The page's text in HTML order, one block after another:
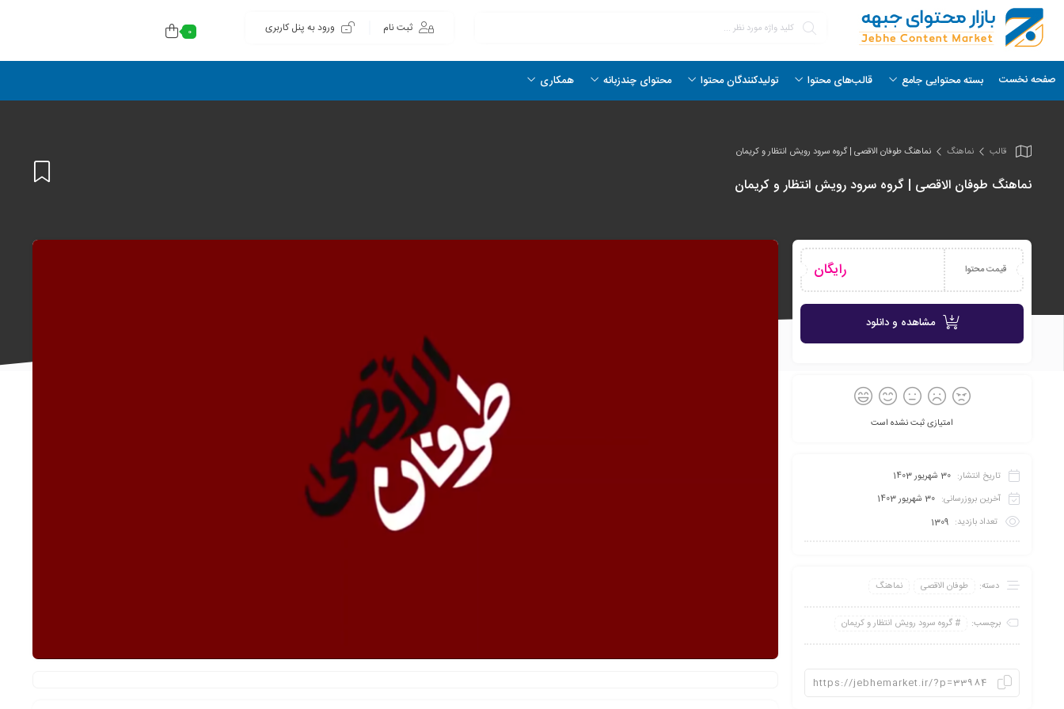
ثبت نام ورود به پنل کاربری 0
صفحه نخست بسته محتوایی جامع قالب‌های محتوا تولیدکنندگان محتوا محتوای چندزبانه همکاری
قالب نماهنگ نماهنگ طوفان الاقصی | گروه سرود رویش انتظار و کریمان
نماهنگ طوفان الاقصی | گروه سرود رویش انتظار و کریمان
قیمت محتوا رایگان
مشاهده و دانلود
امتیازی ثبت نشده است
تاریخ انتشار: 30 شهریور 1403
آخرین بروزرسانی: 30 شهریور 1403
تعداد بازدید: 1309
دسته: طوفان الاقصی نماهنگ
برچسب: گروه سرود رویش انتظار و کریمان